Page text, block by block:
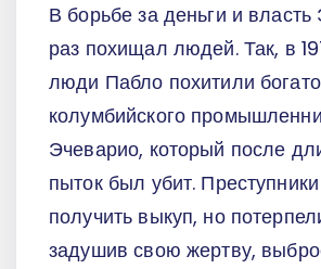
В борьбе за деньги и власть
раз похищал людей. Так, в
люди Пабло похитили
колумбийского
Эчеварио, который после
пыток был убит.
получить выкуп, но
задушив свою жертву,